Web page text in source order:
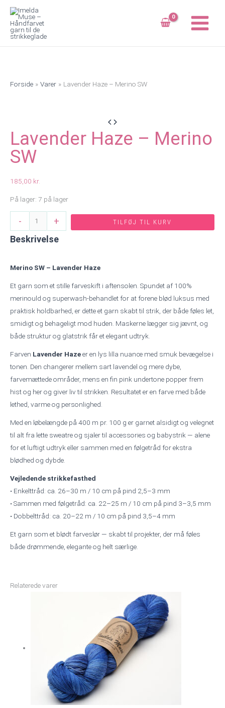
indholdet
Forside Varer Lavender Haze – Merino SW
Lavender Haze – Merino
SW
185,00 kr.
På lager: 7 på lager
-
Lavender
Haze
-
SW
+ TILFØJ TIL KURV
Beskrivelse
Merino SW – Lavender Haze
Et garn som et stille farveskift i aftensolen. Spundet af 100%
merinould og superwash-behandlet for at forene blød luksus med
praktisk holdbarhed, er dette et garn skabt til strik, der både føles let,
smidigt og behageligt mod huden. Maskerne lægger sig jævnt, og
både struktur og glatstrik får et elegant udtryk.
Farven Lavender Hazeer en lys lilla nuance med smuk bevægelse i
tonen. Den changerer mellem sart lavendel og mere dybe,
farvemættede områder, mens en fin pink undertone popper frem
hist og her og giver liv til strikken. Resultatet er en farve med både
lethed, varme og personlighed.
Med en løbelængde på 400 m pr. 100 g er garnet alsidigt og velegnet
til alt fra lette sweatre og sjaler til accessories og babystrik — alene
for et luftigt udtryk eller sammen med en følgetråd for ekstra
blødhed og dybde.
Vejledende strikkefasthed
• Enkelttråd: ca. 26–30 m / 10 cm på pind 2,5–3 mm
• Sammen med følgetråd: ca. 22–25 m / 10 cm på pind 3–3,5 mm
• Dobbelttråd: ca. 20–22 m / 10 cm på pind 3,5–4 mm
Et garn som et blødt farveslør — skabt til projekter, der må føles
både drømmende, elegante og helt særlige.
Relaterede varer